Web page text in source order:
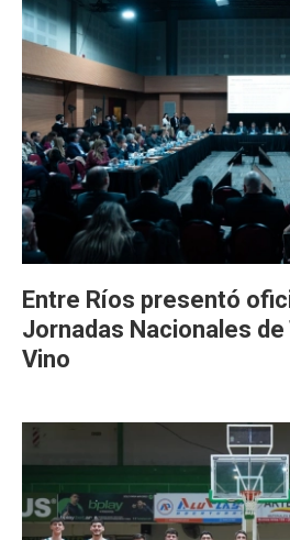
Entre Ríos presentó
Jornadas Nacionales de
Vino